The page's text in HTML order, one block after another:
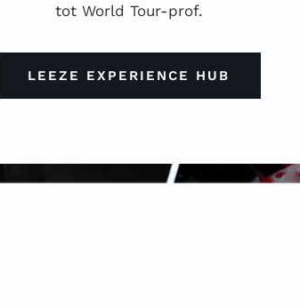
tot World Tour-prof.
LEEZE EXPERIENCE HUB